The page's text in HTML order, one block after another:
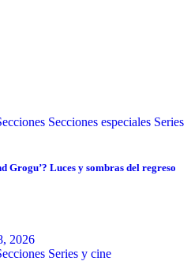
Secciones especiales Series
Grogu’? Luces y sombras del regreso
2026
Series y cine